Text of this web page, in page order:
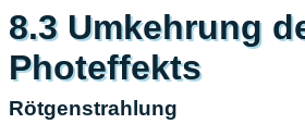
8.3 Umkehrung
Photeffekts
Rötgenstrahlung